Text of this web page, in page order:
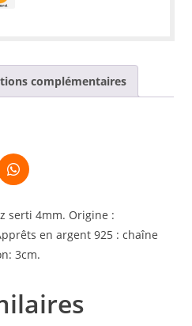
complémentaires
serti 4mm. Origine :
en argent 925 : chaîne
3cm.